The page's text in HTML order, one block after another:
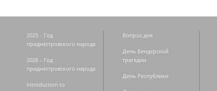
2025 - Год
приднестровского народа
2026 - Год
приднестровского народа
Introduction to
Вопрос дня
День Бендерской
трагедии
День Республики